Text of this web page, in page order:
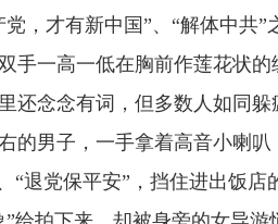
，才有新中国”、“解体中共”
手一高一低在胸前作莲花状
还念念有词，但多数人如同躲
的男子，一手拿着高音小喇
退党保平安”，挡住进出饭店